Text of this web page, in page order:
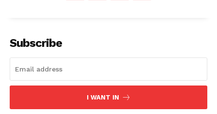
Subscribe
I WANT IN